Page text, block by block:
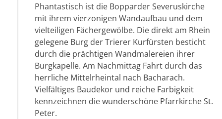
Phantastisch ist die Bopparder Severuskirche
mit ihrem vierzonigen Wandaufbau und dem
vielteiligen Fächergewölbe. Die direkt am Rhein
gelegene Burg der Trierer Kurfürsten besticht
durch die prächtigen Wandmalereien ihrer
Burgkapelle. Am Nachmittag Fahrt durch das
herrliche Mittelrheintal nach Bacharach.
Vielfältiges Baudekor und reiche Farbigkeit
kennzeichnen die wunderschöne Pfarrkirche St.
Peter.